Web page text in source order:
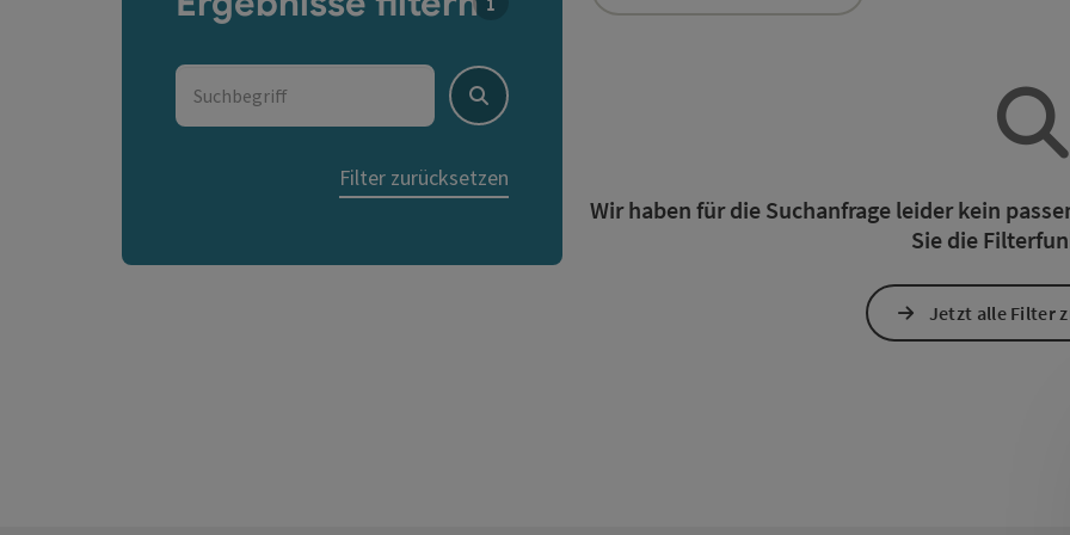
Suchbegriff
Suchen
Filter zurücksetzen
Wir haben für die Suchanfrage leider kein
Sie die
Jetzt alle Filter